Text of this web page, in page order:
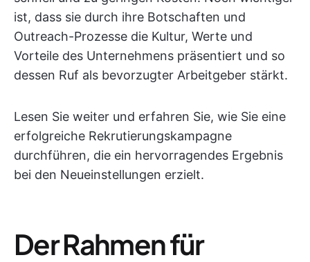
ist, dass sie durch ihre Botschaften und
Outreach-Prozesse die Kultur, Werte und
Vorteile des Unternehmens präsentiert und so
dessen Ruf als bevorzugter Arbeitgeber stärkt.
Lesen Sie weiter und erfahren Sie, wie Sie eine
erfolgreiche Rekrutierungskampagne
durchführen, die ein hervorragendes Ergebnis
bei den Neueinstellungen erzielt.
Der Rahmen für